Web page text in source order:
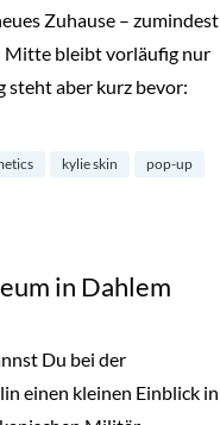
Zuhause – zumindest
Mitte bleibt vorläufig nur
steht aber kurz bevor:
Store in Mitte“
kylie skin
pop-up
in Dahlem
Du bei der
einen kleinen Einblick in